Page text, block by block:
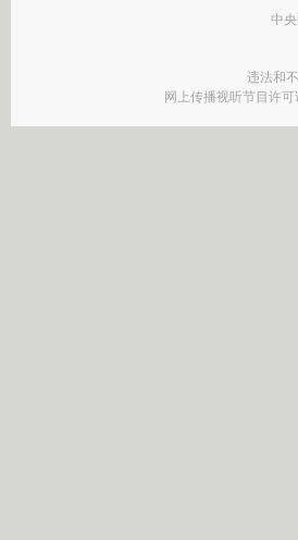
中
违法和
网上传播视听节目许可